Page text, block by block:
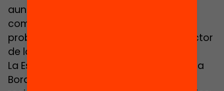
aunque el alumnado sale con todas las
competencias académicas sin
problemas”, asegura Josep Jassé, director
de la escuela.
La Escuela Joan Maragall, del barrio de la
Bordeta de Lleida, también ha sufrido